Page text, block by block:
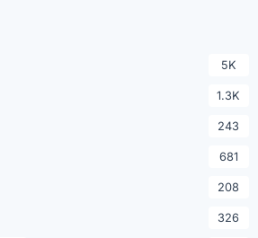
5K
1.3K
243
681
208
326